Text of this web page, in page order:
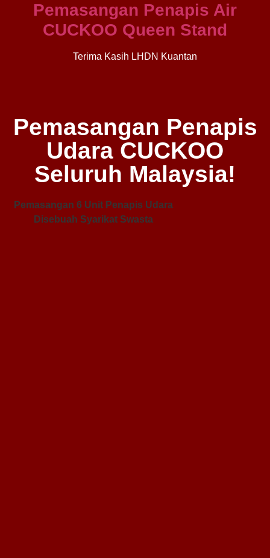
Pemasangan Penapis Air
CUCKOO Queen Stand
Terima Kasih LHDN Kuantan
Pemasangan Penapis
Udara CUCKOO
Seluruh Malaysia!
Pemasangan 6 Unit Penapis Udara
Disebuah Syarikat Swasta